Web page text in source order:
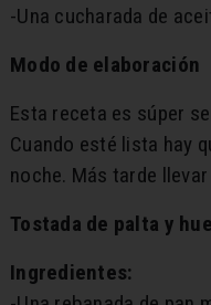
-Una cucharada de
Modo de elaboración
Esta receta es súper
Cuando esté lista hay
noche. Más tarde
Tostada de palta y
Ingredientes: